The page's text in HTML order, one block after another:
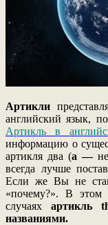
Артикли
английский язык,
Артикль в
информацию о
артикля два (a —
всегда лучше
Если же Вы не
«почему?». В этом
случаях артикль
названиями.